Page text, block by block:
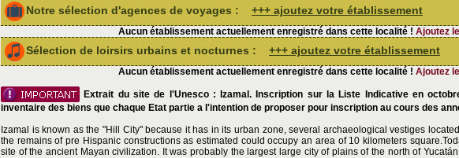
Notre sélection d'agences de voyages : +++ ajoutez votre établissement
Aucun établissement actuellement enregistré dans cette localité ! Ajoutez
Sélection de loirsirs urbains et nocturnes : +++ ajoutez votre établissement
Aucun établissement actuellement enregistré dans cette localité ! Ajoutez
Extrait du site de l'Unesco : Izamal. Inscription sur la Liste Indicative en
inventaire des biens que chaque Etat partie a l'intention de proposer pour inscription au cours des
Izamal is known as the "Hill City" because it has in its urban zone, several archaeological vestiges
the remains of pre Hispanic constructions as estimated could occupy an area of 10 kilometers
site of the ancient Mayan civilization. It was probably the largest large city of plains of the north of